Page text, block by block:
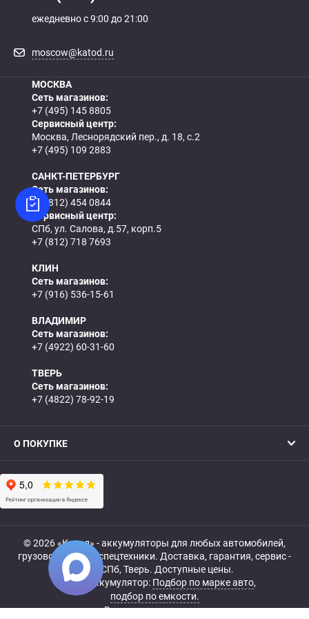
ежедневно с 9:00 до 21:00
moscow@katod.ru
МОСКВА
Сеть магазинов:
+7 (495) 145 8805
Сервисный центр:
Москва, Леснорядский пер., д. 18, с.2
+7 (495) 109 2883
САНКТ-ПЕТЕРБУРГ
Сеть магазинов:
+7 (812) 454 0844
Сервисный центр:
СПб, ул. Салова, д.57, корп.5
+7 (812) 718 7693
КЛИН
Сеть магазинов:
+7 (916) 536-15-61
ВЛАДИМИР
Сеть магазинов:
+7 (4922) 60-31-60
ТВЕРЬ
Сеть магазинов:
+7 (4822) 78-92-19
О ПОКУПКЕ
© 2026 «Катод» - аккумуляторы для любых автомобилей,
грузовой, мото- и спецтехники. Доставка, гарантия, сервис -
МСК, СПб, Тверь. Доступные цены.
Купить аккумулятор: Подбор по марке авто,
подбор по емкости.
Все права защищены.